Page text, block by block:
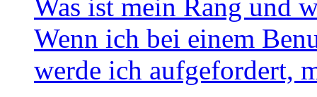
Was ist mein Rang und
Wenn ich bei einem
werde ich aufgefordert,